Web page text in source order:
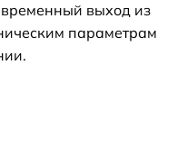
выход из
параметрам